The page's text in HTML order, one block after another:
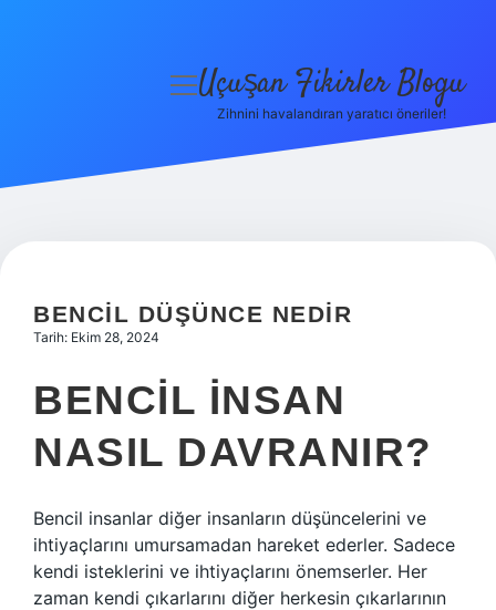
Hakkımızda
menüyü
Uçuşan Fikirler Blogu
Zihnini havalandıran yaratıcı öneriler!
BENCIL DÜŞÜNCE NEDIR
Tarih: Ekim 28, 2024
BENCIL INSAN
NASIL DAVRANIR?
Bencil insanlar diğer insanların düşüncelerini ve
ihtiyaçlarını umursamadan hareket ederler. Sadece
kendi isteklerini ve ihtiyaçlarını önemserler. Her
zaman kendi çıkarlarını diğer herkesin çıkarlarının